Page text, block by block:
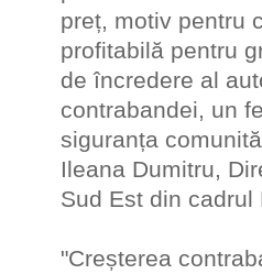
preț, motiv pentru
profitabilă pentru
de încredere al
contrabandei, un
siguranța
Ileana Dumitru,
Sud Est din cadrul
"Creșterea